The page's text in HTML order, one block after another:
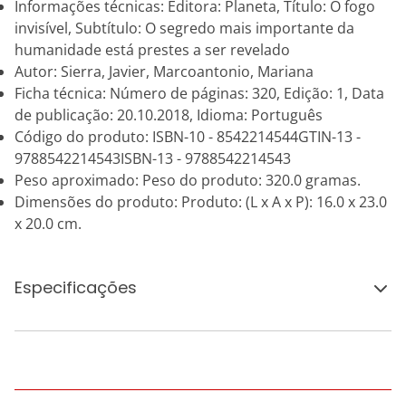
Informações técnicas: Editora: Planeta, Título: O fogo
invisível, Subtítulo: O segredo mais importante da
humanidade está prestes a ser revelado
Autor: Sierra, Javier, Marcoantonio, Mariana
Ficha técnica: Número de páginas: 320, Edição: 1, Data
de publicação: 20.10.2018, Idioma: Português
Código do produto: ISBN-10 - 8542214544GTIN-13 -
9788542214543ISBN-13 - 9788542214543
Peso aproximado: Peso do produto: 320.0 gramas.
Dimensões do produto: Produto: (L x A x P): 16.0 x 23.0
x 20.0 cm.
Especificações